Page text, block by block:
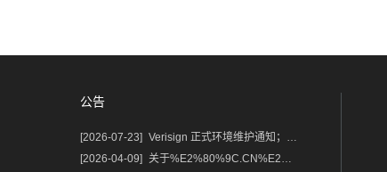
公告
[2026-07-23] Verisign 正式环境维护通知；含域名.com/.net
[2026-04-09] 关于%E2%80%9C.CN%E2%80%9D%E2%80%9C.中国%E2%80%9D域名保护锁及隐私服务调整的通知